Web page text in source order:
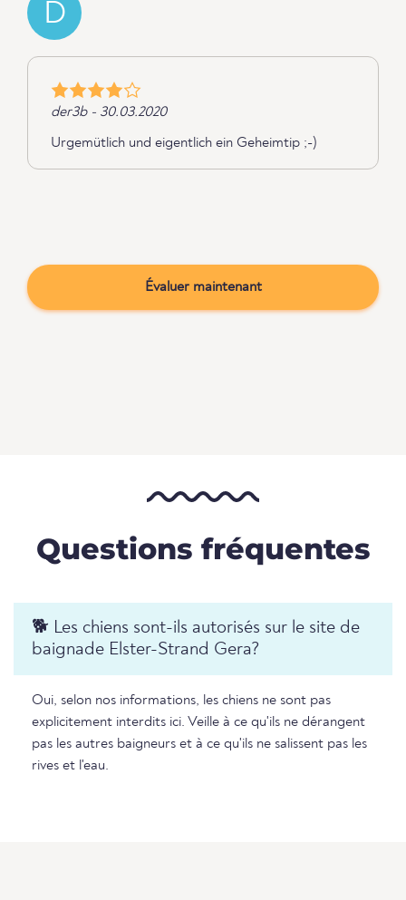
D
der3b - 30.03.2020
Urgemütlich und eigentlich ein Geheimtip ;-)
Évaluer maintenant
Questions fréquentes
🐕 Les chiens sont-ils autorisés sur le site de
baignade Elster-Strand Gera?
Oui, selon nos informations, les chiens ne sont pas
explicitement interdits ici. Veille à ce qu'ils ne dérangent
pas les autres baigneurs et à ce qu'ils ne salissent pas les
rives et l'eau.